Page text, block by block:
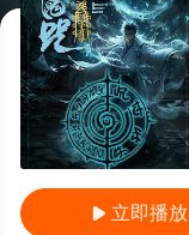
 立即播放